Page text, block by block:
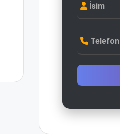
İsim
Telefon